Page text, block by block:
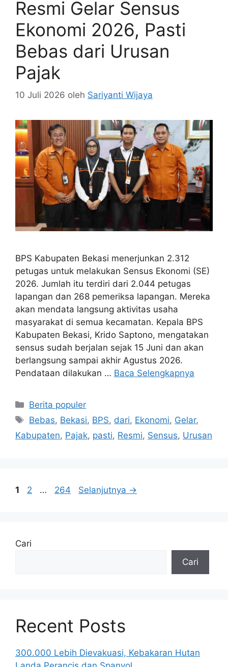
Resmi Gelar Sensus
Ekonomi 2026, Pasti
Bebas dari Urusan
Pajak
10 Juli 2026 oleh Sariyanti Wijaya
BPS Kabupaten Bekasi menerjunkan 2.312
petugas untuk melakukan Sensus Ekonomi (SE)
2026. Jumlah itu terdiri dari 2.044 petugas
lapangan dan 268 pemeriksa lapangan. Mereka
akan mendata langsung aktivitas usaha
masyarakat di semua kecamatan. Kepala BPS
Kabupaten Bekasi, Krido Saptono, mengatakan
sensus sudah berjalan sejak 15 Juni dan akan
berlangsung sampai akhir Agustus 2026.
Pendataan dilakukan … Baca Selengkapnya
Kategori
Berita populer
Tag
Bebas, Bekasi, BPS, dari, Ekonomi, Gelar,
Kabupaten, Pajak, pasti, Resmi, Sensus, Urusan
Halaman
1 Halaman
2 … Halaman
264 Selanjutnya →
Cari
Cari
Recent Posts
300.000 Lebih Dievakuasi, Kebakaran Hutan